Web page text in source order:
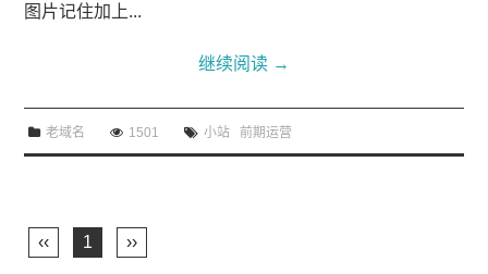
图片记住加上...
继续阅读 →
老域名 1501 小站 前期运营
‹‹ 1 ››